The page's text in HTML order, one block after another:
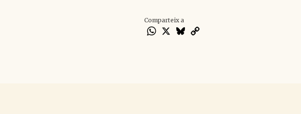
Comparteix a
WhatsApp
X Bluesky